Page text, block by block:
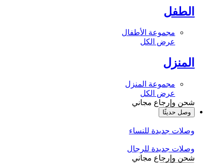
الطفل
مجموعة الأطفال
عرض الكل
المنزل
مجموعة المنزل
عرض الكل
شحن وإرجاع مجاني
وصل حديثًا
وصلات جديدة للنساء
وصلات جديدة للرجال
شحن وإرجاع مجاني